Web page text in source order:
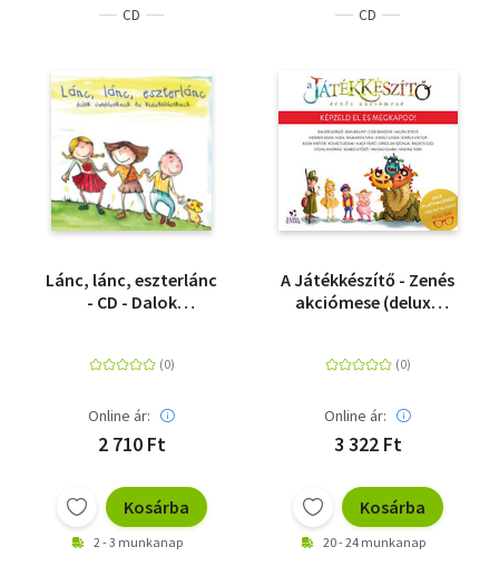
CD
Lánc, lánc, eszterlánc
- CD - Dalok
Online ár:
2 710 Ft
Kosárba
2 - 3 munkanap
CD
A Játékkészítő - Zenés
akciómese (deluxe
Online ár:
3 322 Ft
Kosárba
20 - 24 munkanap